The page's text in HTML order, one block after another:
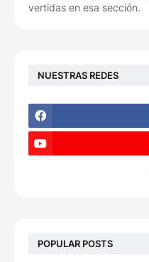
vertidas en esa sección.
NUESTRAS REDES
POPULAR POSTS